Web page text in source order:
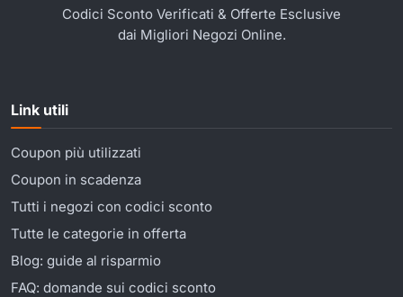
Codici Sconto Verificati & Offerte Esclusive
dai Migliori Negozi Online.
Link utili
Coupon più utilizzati
Coupon in scadenza
Tutti i negozi con codici sconto
Tutte le categorie in offerta
Blog: guide al risparmio
FAQ: domande sui codici sconto